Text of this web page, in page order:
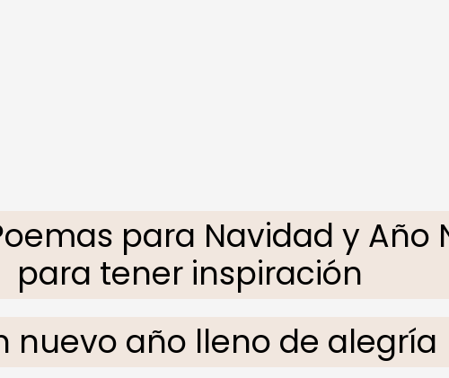
para Navidad y Año
para tener inspiración
nuevo año lleno de alegría